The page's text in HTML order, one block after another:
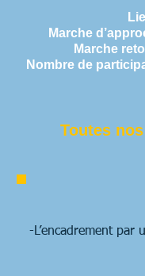
Marche
Marche
Nombre de
Toutes
-L’encadrement par